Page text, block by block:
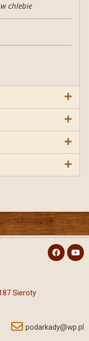
chlebie
Sieroty
podarkady@wp.pl